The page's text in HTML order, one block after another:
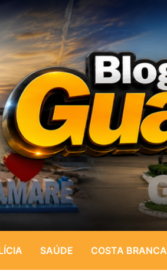
SAÚDE COSTA BRANCA